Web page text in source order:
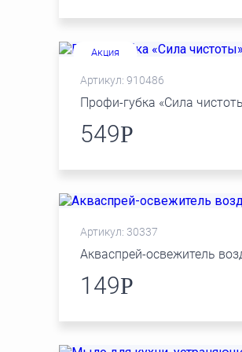
Акция
Артикул: 910486
Профи-губка «Сила
549Р
Артикул: 30337
Акваспрей-освежитель
149Р